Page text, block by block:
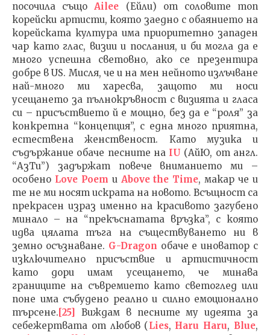
посочила същоAilee (Ейли) от соловите топ
корейски артисти, която заедно с обаянието на
корейската култура има приоритетно западен
чар като глас, визии и послания, и би могла да е
много успешна световно, ако се презентира
добре в US. Мисля, че и на мен нейното излъчване
най-много ми харесва, защото ми носи
усещането за пълнокръвност с визията и гласа
си – присъствието й е мощно, без да е “роля” за
конкретна “концепция”, с една много приятна,
естествена женственост. Като музика и
съдържание обаче песните на IU (АйЮ, от англ.
“АзТи”) задържат повече вниманието ми –
особено Love Poem и Above the Time, макар че и
те не ми носят искрата на новото. Всъщност са
прекрасен израз именно на красивото загубено
минало – на “прекъснатата връзка”, с която
идва цялата тъга на съществуването ни в
земно осъзнаване. G-Dragon обаче е иноватор с
изключително присъствие и артистичност
като дори имам усещането, че минава
границите на съвремието като светоглед или
поне има събудено реално и силно емоционално
търсене. [25]
Виждам в песните му идеята за
себежертвата от любов ( Lies, Haru Haru, Blue,